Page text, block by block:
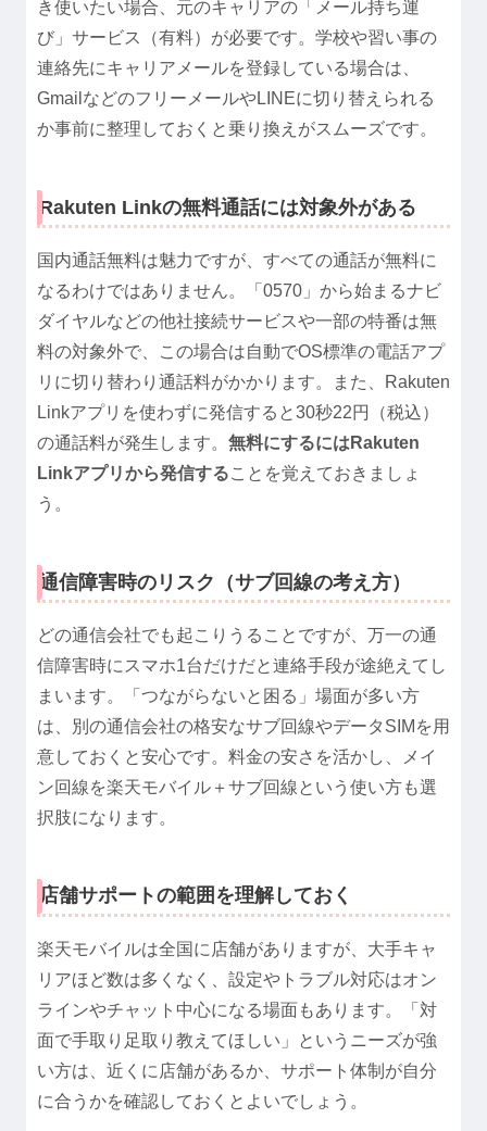
き使いたい場合、元のキャリアの「メール持ち運
び」サービス（有料）が必要です。学校や習い事の
連絡先にキャリアメールを登録している場合は、
GmailなどのフリーメールやLINEに切り替えられる
か事前に整理しておくと乗り換えがスムーズです。
Rakuten Linkの無料通話には対象外がある
国内通話無料は魅力ですが、すべての通話が無料に
なるわけではありません。「0570」から始まるナビ
ダイヤルなどの他社接続サービスや一部の特番は無
料の対象外で、この場合は自動でOS標準の電話アプ
リに切り替わり通話料がかかります。また、Rakuten
Linkアプリを使わずに発信すると30秒22円（税込）
の通話料が発生します。 無料にするにはRakuten
Linkアプリから発信することを覚えておきましょ
う。
通信障害時のリスク（サブ回線の考え方）
どの通信会社でも起こりうることですが、万一の通
信障害時にスマホ1台だけだと連絡手段が途絶えてし
まいます。「つながらないと困る」場面が多い方
は、別の通信会社の格安なサブ回線やデータSIMを用
意しておくと安心です。料金の安さを活かし、メイ
ン回線を楽天モバイル＋サブ回線という使い方も選
択肢になります。
店舗サポートの範囲を理解しておく
楽天モバイルは全国に店舗がありますが、大手キャ
リアほど数は多くなく、設定やトラブル対応はオン
ラインやチャット中心になる場面もあります。「対
面で手取り足取り教えてほしい」というニーズが強
い方は、近くに店舗があるか、サポート体制が自分
に合うかを確認しておくとよいでしょう。